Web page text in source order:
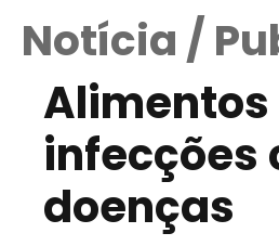
Notícia /
infecções
doenças